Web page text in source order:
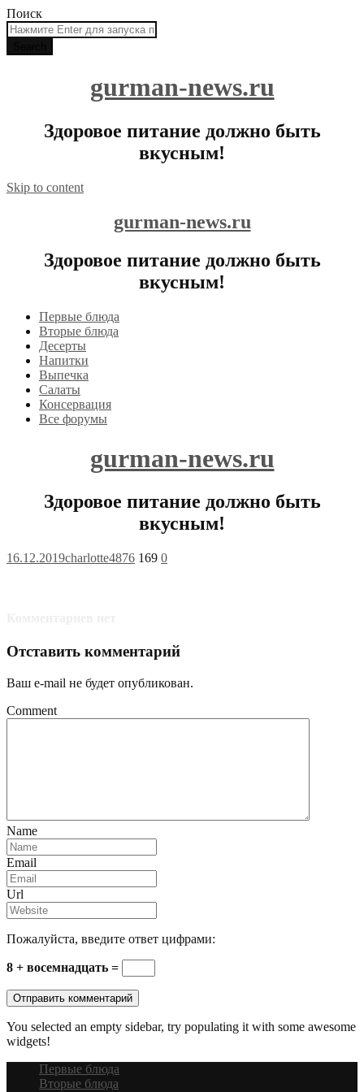
Поиск
gurman-news.ru
Здоровое питание должно быть
вкусным!
Skip to content
gurman-news.ru
Здоровое питание должно быть
вкусным!
Первые блюда
Вторые блюда
Десерты
Напитки
Выпечка
Салаты
Консервация
Все форумы
gurman-news.ru
Здоровое питание должно быть
вкусным!
16.12.2019charlotte4876 169 0
Отставить комментарий
Ваш e-mail не будет опубликован.
Comment
Name
Email
Url
Пожалуйста, введите ответ цифрами:
8 + восемнадцать =
You selected an empty sidebar, try populating it with some awesome
widgets!
Первые блюда
Вторые блюда